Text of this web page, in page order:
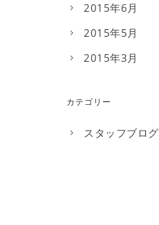
2015年6月
2015年5月
2015年3月
カテゴリー
スタッフブログ